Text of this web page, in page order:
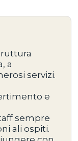
a
servizi.
e
sempre
ali ospiti.